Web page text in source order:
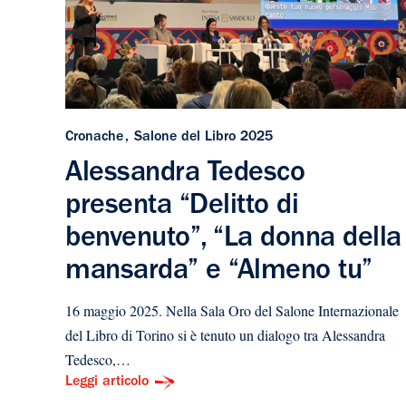
Cronache Salone del Libro 2025
Alessandra Tedesco
presenta “Delitto di
benvenuto”, “La donna della
mansarda” e “Almeno tu”
16 maggio 2025. Nella Sala Oro del Salone Internazionale
del Libro di Torino si è tenuto un dialogo tra Alessandra
Tedesco,…
Leggi articolo